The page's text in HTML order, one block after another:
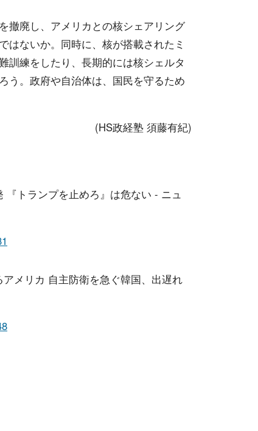
撤廃し、アメリカとの核シェアリング
はないか。同時に、核が搭載されたミ
訓練をしたり、長期的には核シェルタ
う。政府や自治体は、国民を守るため
(HS政経塾 須藤有紀)
『トランプを止めろ』は危ない - ニュ
メリカ 自主防衛を急ぐ韓国、出遅れ